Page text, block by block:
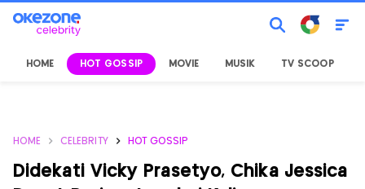
HOME HOT GOSSIP MOVIE MUSIK TV SCOOP
HOME CELEBRITY HOT GOSSIP
Didekati Vicky Prasetyo, Chika Jessica